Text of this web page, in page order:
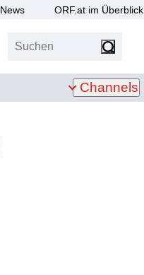
News ORF.at im Überblick
Suchen
Channels